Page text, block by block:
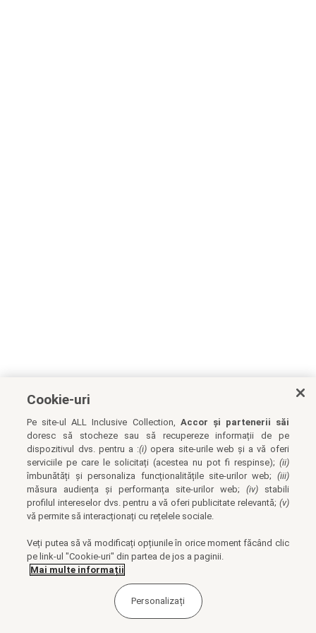
Cookie-uri
Pe site-ul ALL Inclusive Collection, Accor și partenerii săi
doresc să stocheze sau să recupereze informații de pe
dispozitivul dvs. pentru a :(i) opera site-urile web și a vă oferi
serviciile pe care le solicitați (acestea nu pot fi respinse); (ii)
îmbunătăți și personaliza funcționalitățile site-urilor web; (iii)
măsura audiența și performanța site-urilor web; (iv)stabili
profilul intereselor dvs. pentru a vă oferi publicitate relevantă; (v)
vă permite să interacționați cu rețelele sociale.
Veți putea să vă modificați opțiunile în orice moment făcând clic
pe link-ul "Cookie-uri" din partea de jos a paginii.
Mai multe informații
Personalizați